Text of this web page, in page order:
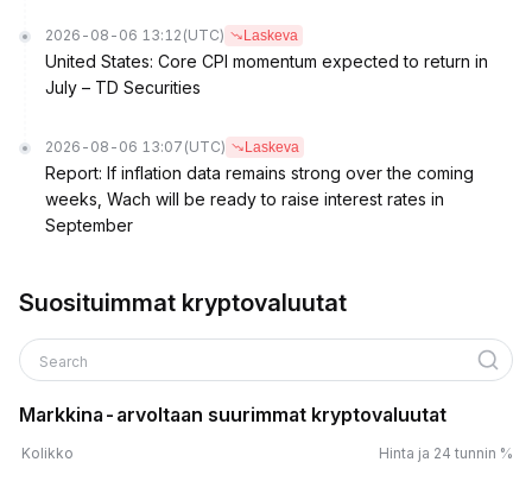
2026-08-06 13:12 (UTC) Laskeva
United States: Core CPI momentum expected to return in
July – TD Securities
2026-08-06 13:07 (UTC) Laskeva
Report: If inflation data remains strong over the coming
weeks, Wach will be ready to raise interest rates in
September
Suosituimmat kryptovaluutat
Search
Markkina-arvoltaan suurimmat kryptovaluutat
Kolikko Hinta ja 24 tunnin %